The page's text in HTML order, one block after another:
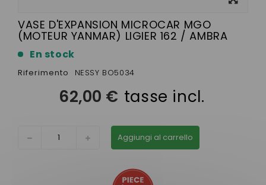
VASE D'EXPANSION MICROCAR MGO
(MOTEUR YANMAR) LIGIER 162 / AMBRA
En stock
Riferimento NESSY BO5034
62,00 € tasse incl.
Aggiungi al carrello